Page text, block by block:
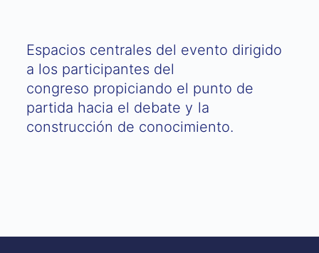
Espacios centrales del evento dirigido
a los participantes del
congreso propiciando el punto de
partida hacia el debate y la
construcción de conocimiento.